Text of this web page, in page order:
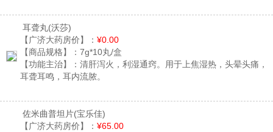
耳聋丸(沃莎)
【广济大药房价】： ¥0.00
【商品规格】： 7g*10丸/盒
【功能主治】： 清肝泻火，利湿通窍。用于上焦湿热，头晕头痛，
耳聋耳鸣，耳内流脓。
佐米曲普坦片(宝乐佳)
【广济大药房价】： ¥65.00